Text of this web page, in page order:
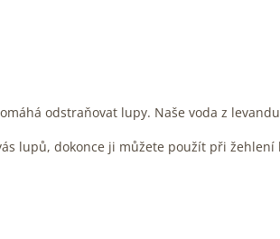
odstraňovat lupy. Naše voda z
lupů, dokonce ji můžete použít při žehlení